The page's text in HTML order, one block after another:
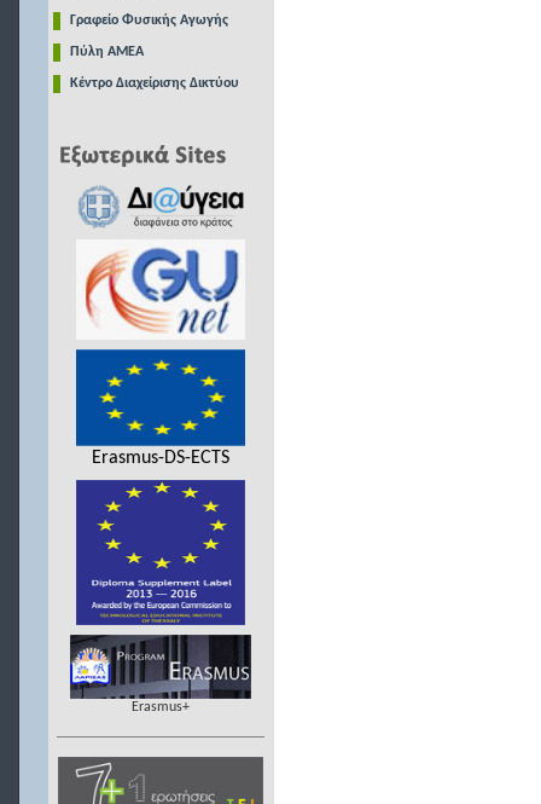
Γραφείο Φυσικής Αγωγής
Πύλη ΑΜΕΑ
Κέντρο Διαχείρισης Δικτύου
Erasmus-DS-ECTS
Erasmus+